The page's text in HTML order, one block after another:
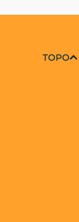
TOPO